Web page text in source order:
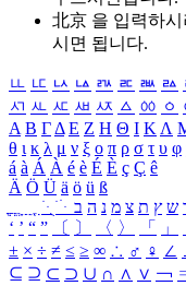
北京 을 입력하시
시면 됩니다.
ㅥ ㅦ ㅧ ㅨ ㅩ ㅪ ㅫ ㅬ
ㅺ ㅻ ㅼ ㅽ ㅾ ㅿ ㆀ ㆁ
Α Β ΓΔ Ε Ζ Η Θ Ι ΚΛ
θ ι κ λ μ ν ξ ο π ρ σ τ υ φ
á à Á À é è É È ç Ç ê
Ä Ö Ü ä ö ü ß
ִֶֹ ֻּ ׁׂ ש ץ ת צ מ נ ה ב
‘ ’ “ ” 〔 〕 〈 〉 「 」
± × ÷ ≠ ≤ ≥ ∞ ∴ ♂ ♀ ∠
⊆ ⊇ ⊂ ⊃ ∪ ∩ ∧ ∨ ￢